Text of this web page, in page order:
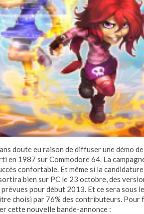
doute eu raison de diffuser une démo
en 1987 sur Commodore 64. La
confortable. Et même si la candidature
bien sur PC le 23 octobre, des
pour début 2013. Et ce sera sous
choisi par 76% des contributeurs. Pour
cette nouvelle bande-annonce :